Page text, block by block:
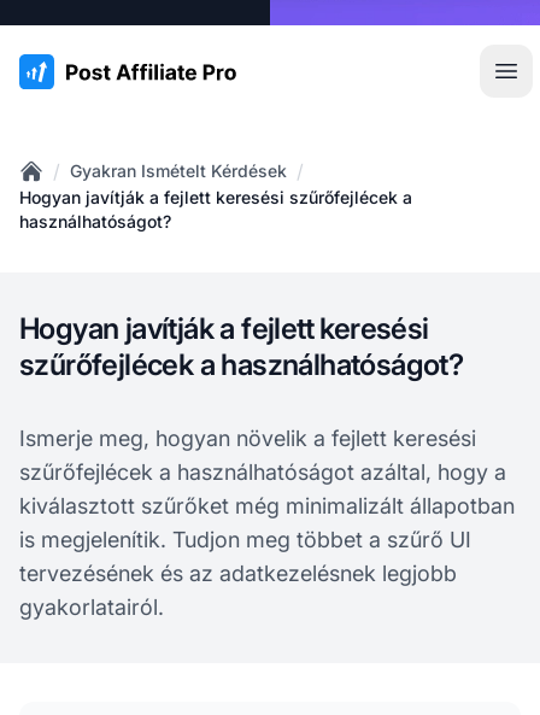
:site.title
Home
/ Gyakran Ismételt Kérdések /
Hogyan javítják a fejlett keresési szűrőfejlécek a
használhatóságot?
Hogyan javítják a fejlett keresési
szűrőfejlécek a használhatóságot?
Ismerje meg, hogyan növelik a fejlett keresési
szűrőfejlécek a használhatóságot azáltal, hogy a
kiválasztott szűrőket még minimalizált állapotban
is megjelenítik. Tudjon meg többet a szűrő UI
tervezésének és az adatkezelésnek legjobb
gyakorlatairól.